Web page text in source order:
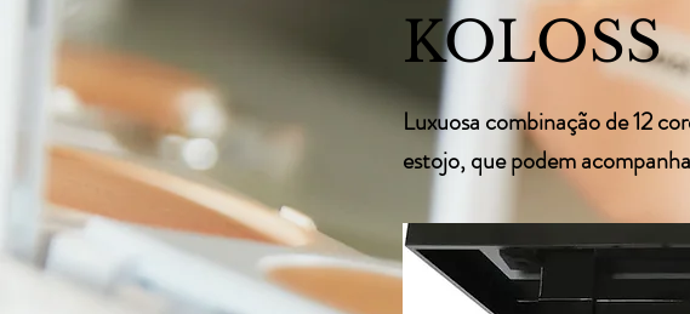
KOLOSS
Luxuosa combinação de 12
estojo, que podem